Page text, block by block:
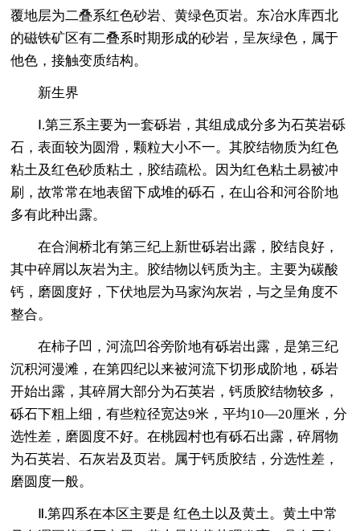
覆地层为二叠系红色砂岩、黄绿色页岩。东冶水库西北
的磁铁矿区有二叠系时期形成的砂岩，呈灰绿色，属于
他色，接触变质结构。
新生界
Ⅰ.第三系主要为一套砾岩，其组成成分多为石英岩砾
石，表面较为圆滑，颗粒大小不一。其胶结物质为红色
粘土及红色砂质粘土，胶结疏松。因为红色粘土易被冲
刷，故常常在地表留下成堆的砾石，在山谷和河谷阶地
多有此种出露。
在合涧桥北有第三纪上新世砾岩出露，胶结良好，
其中碎屑以灰岩为主。胶结物以钙质为主。主要为碳酸
钙，磨圆度好，下伏地层为马家沟灰岩，与之呈角度不
整合。
在柿子凹，河流凹谷旁阶地有砾岩出露，是第三纪
沉积河漫滩，在第四纪以来被河流下切形成阶地，砾岩
开始出露，其碎屑大部分为石英岩，钙质胶结物较多，
砾石下粗上细，有些粒径宽达9米，平均10—20厘米，分
选性差，磨圆度不好。在桃园村也有砾石出露，碎屑物
为石英岩、石灰岩及页岩。属于钙质胶结，分选性差，
磨圆度一般。
Ⅱ.第四系在本区主要是 红色土以及黄土。黄土中常